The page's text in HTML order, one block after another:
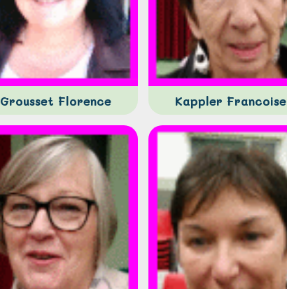
Grousset Florence Kappler Francoise